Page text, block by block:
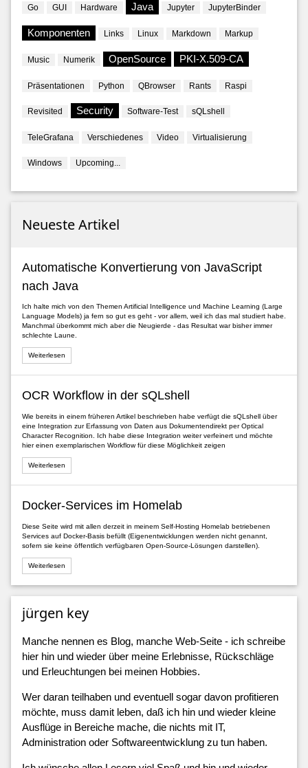
Go GUI Hardware Java Jupyter JupyterBinder
Komponenten Links Linux Markdown Markup
Music Numerik OpenSource PKI-X.509-CA
Präsentationen Python QBrowser Rants Raspi
Revisited Security Software-Test sQLshell
TeleGrafana Verschiedenes Video Virtualisierung
Windows Upcoming...
Neueste Artikel
Automatische Konvertierung von JavaScript
nach Java
Ich halte mich von den Themen Artificial Intelligence und Machine Learning (Large
Language Models) ja fern so gut es geht - vor allem, weil ich das mal studiert habe.
Manchmal überkommt mich aber die Neugierde - das Resultat war bisher immer
schlechte Laune.
Weiterlesen
OCR Workflow in der sQLshell
Wie bereits in einem früheren Artikel beschrieben habe verfügt die sQLshell über
eine Integration zur Erfassung von Daten aus Dokumentendirekt per Optical
Character Recognition. Ich habe diese Integration weiter verfeinert und möchte
hier einen exemplarischen Workflow für diese Möglichkeit zeigen
Weiterlesen
Docker-Services im Homelab
Diese Seite wird mit allen derzeit in meinem Self-Hosting Homelab betriebenen
Services auf Docker-Basis befüllt (Eigenentwicklungen werden nicht genannt,
sofern sie keine öffentlich verfügbaren Open-Source-Lösungen darstellen).
Weiterlesen
jürgen key
Manche nennen es Blog, manche Web-Seite - ich schreibe
hier hin und wieder über meine Erlebnisse, Rückschläge
und Erleuchtungen bei meinen Hobbies.
Wer daran teilhaben und eventuell sogar davon profitieren
möchte, muss damit leben, daß ich hin und wieder kleine
Ausflüge in Bereiche mache, die nichts mit IT,
Administration oder Softwareentwicklung zu tun haben.